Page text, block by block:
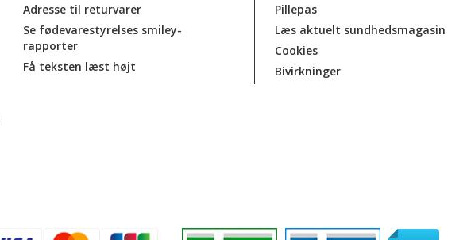
Adresse til returvarer
Se fødevarestyrelses smiley-
rapporter
Få teksten læst højt
Pillepas
Læs aktuelt sundhedsmagasin
Cookies
Bivirkninger